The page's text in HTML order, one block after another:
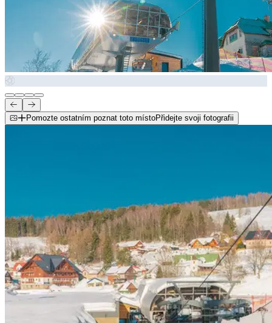
Pomozte ostatním poznat toto místoPřidejte svoji fotografii